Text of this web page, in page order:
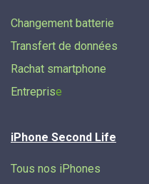
Changement batterie
Transfert de données​
Rachat smartphone
Entreprise
iPhone Second Life
Tous nos iPhones